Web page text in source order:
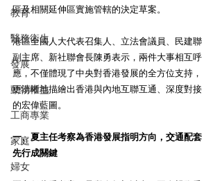
教育
醫務衛生
發展
動物權益
工商專業
家庭
婦女
區及相關延伸區實施管轄的決定草案。
港區全國人大代表召集人、立法會議員、民建聯
副主席、新社聯會長陳勇表示，兩件大事相互呼
應，不僅體現了中央對香港發展的全方位支持，
更清晰地描繪出香港與內地互聯互通、深度對接
的宏偉藍圖。
一、夏主任考察為香港發展指明方向，交通配套
先行成關鍵